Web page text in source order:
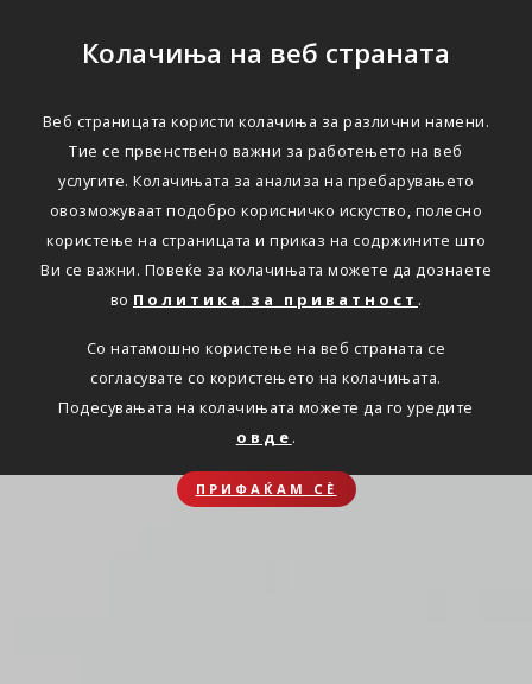
Колачиња на веб страната
Веб страницата користи колачиња за различни намени.
Тие се првенствено важни за работењето на веб
услугите. Колачињата за анализа на пребарувањето
овозможуваат подобро корисничко искуство, полесно
користење на страницата и приказ на содржините што
Ви се важни. Повеќе за колачињата можете да дознаете
во Политика за приватност .
Со натамошно користење на веб страната се
согласувате со користењето на колачињата.
Подесувањата на колачињата можете да го уредите
овде .
ПРИФАЌАМ СЀ